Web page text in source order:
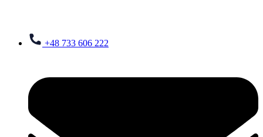
+48 733 606 222